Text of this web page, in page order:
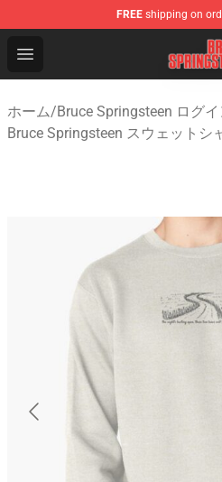
FREE shipping on
Open menu
Bruce Springsteen Store -
ホーム/Bruce Springsteen ログイ
Bruce Springsteen スウェットシ